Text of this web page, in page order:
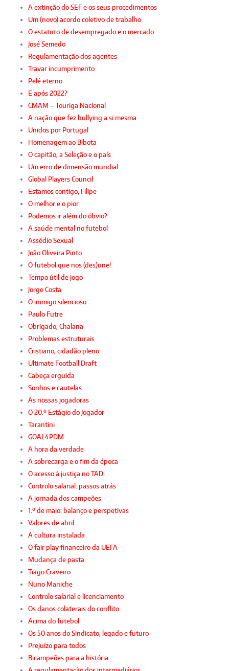
A extinção do SEF e os seus procedimentos
Um (novo) acordo coletivo de trabalho
O estatuto de desempregado e o mercado
José Semedo
Regulamentação dos agentes
Travar incumprimento
Pelé eterno
E após 2022?
CMAM – Touriga Nacional
A nação que fez bullying a si mesma
Unidos por Portugal
Homenagem ao Bibota
O capitão, a Seleção e o país
Um erro de dimensão mundial
Global Players Council
Estamos contigo, Filipe
O melhor e o pior
Podemos ir além do óbvio?
A saúde mental no futebol
Assédio Sexual
João Oliveira Pinto
O futebol que nos (des)une!
Tempo útil de jogo
Jorge Costa
O inimigo silencioso
Paulo Futre
Obrigado, Chalana
Problemas estruturais
Cristiano, cidadão pleno
Ultimate Football Draft
Cabeça erguida
Sonhos e cautelas
As nossas jogadoras
O 20.º Estágio do Jogador
Tarantini
GOAL4PDM
A hora da verdade
A sobrecarga e o fim da época
O acesso à justiça no TAD
Controlo salarial: passos atrás
A jornada dos campeões
1.º de maio: balanço e perspetivas
Valores de abril
A cultura instalada
O fair play financeiro da UEFA
Mudança de pasta
Tiago Craveiro
Nuno Maniche
Controlo salarial e licenciamento
Os danos colaterais do conflito
Acima do futebol
Os 50 anos do Sindicato, legado e futuro
Prejuízo para todos
Bicampeões para a história